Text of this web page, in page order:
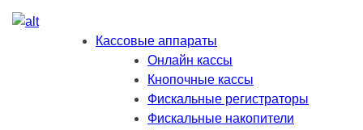
Кассовые аппараты
Онлайн кассы
Кнопочные кассы
Фискальные регистраторы
Фискальные накопители